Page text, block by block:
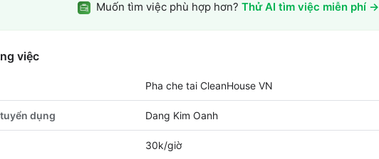
Muốn tìm việc phù hợp hơn? Thử AI tìm việc miễn phí →
việc
Pha che tai CleanHouse VN
dụng Dang Kim Oanh
30k/giờ